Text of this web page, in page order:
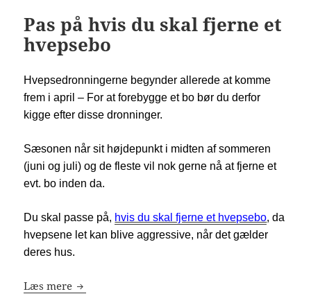
Pas på hvis du skal fjerne et
hvepsebo
Hvepsedronningerne begynder allerede at komme
frem i april – For at forebygge et bo bør du derfor
kigge efter disse dronninger.
Sæsonen når sit højdepunkt i midten af sommeren
(juni og juli) og de fleste vil nok gerne nå at fjerne et
evt. bo inden da.
Du skal passe på, hvis du skal fjerne et hvepsebo, da
hvepsene let kan blive aggressive, når det gælder
deres hus.
Læs mere Pas på hvis du skal fjerne et hvepsebo